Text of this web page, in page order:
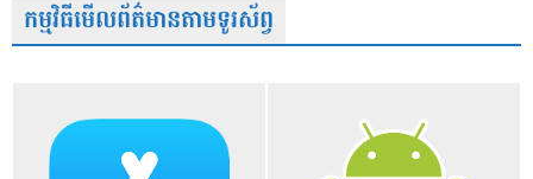
កម្មវិធីមើលព័ត៌មានតាមទូរស័ព្វ